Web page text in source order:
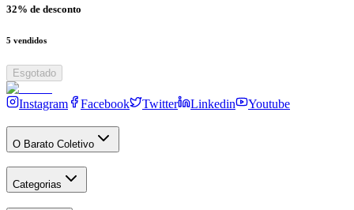
32% de desconto
5 vendidos
Esgotado
Instagram Facebook Twitter Linkedin Youtube
O Barato Coletivo
Categorias